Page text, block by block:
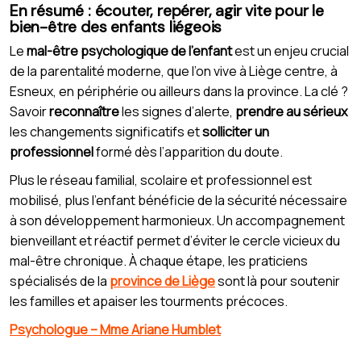
En résumé : écouter, repérer, agir vite pour le
bien-être des enfants liégeois
Lemal-être psychologique de l’enfantest un enjeu crucial
de la parentalité moderne, que l’on vive à Liège centre, à
Esneux, en périphérie ou ailleurs dans la province. La clé ?
Savoirreconnaîtreles signes d’alerte, prendre au sérieux
les changements significatifs etsolliciter un
professionnelformé dès l’apparition du doute.
Plus le réseau familial, scolaire et professionnel est
mobilisé, plus l’enfant bénéficie de la sécurité nécessaire
à son développement harmonieux. Un accompagnement
bienveillant et réactif permet d’éviter le cercle vicieux du
mal-être chronique. À chaque étape, les praticiens
spécialisés de la province de Liègesont là pour soutenir
les familles et apaiser les tourments précoces.
Psychologue – Mme Ariane Humblet